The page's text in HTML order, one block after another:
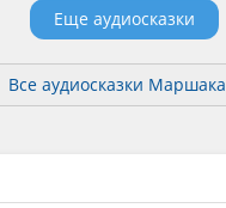
Еще аудиосказки
Все аудиосказки Маршака